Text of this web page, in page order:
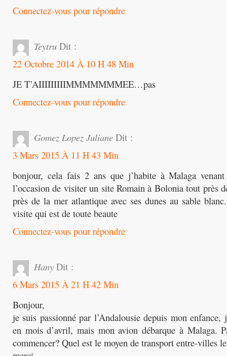
Connectez-vous pour répondre
Teytru Dit :
22 Octobre 2014 À 10 H 48 Min
JE T’AIIIIIIIIIMMMMMMMEE…pas
Connectez-vous pour répondre
Gomez Lopez Juliane Dit :
3 Mars 2015 À 11 H 43 Min
bonjour, cela fais 2 ans que j’habite à Malaga
l’occasion de visiter un site Romain à Bolonia tout près
près de la mer atlantique avec ses dunes au sable
visite qui est de toute beaute
Connectez-vous pour répondre
Hany Dit :
6 Mars 2015 À 21 H 42 Min
Bonjour,
je suis passionné par l’Andalousie depuis mon enfance,
en mois d’avril, mais mon avion débarque à Malaga.
commencer? Quel est le moyen de transport entre-villes